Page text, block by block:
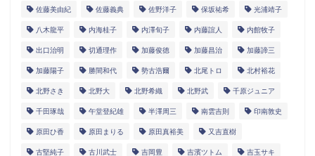
佐藤美由紀 佐藤義典 佐野洋子 保坂祐希 光浦靖子
八木龍平 内海桂子 内澤旬子 内藤誼人 内館牧子
出口治明 切通理作 加藤俊徳 加藤昌治 加藤諦三
加藤陽子 勝間和代 勢古浩爾 北尾トロ 北村裕花
北野さき 北野大 北野希織 北野武 千原ジュニア
千田琢哉 午堂登紀雄 半澤周三 南雲吉則 印南敦史
原田ひ香 原田まりる 原田真裕美 又吉直樹
古堅純子 古川武士 吉岡豊 吉濱ツトム 吉玉サキ